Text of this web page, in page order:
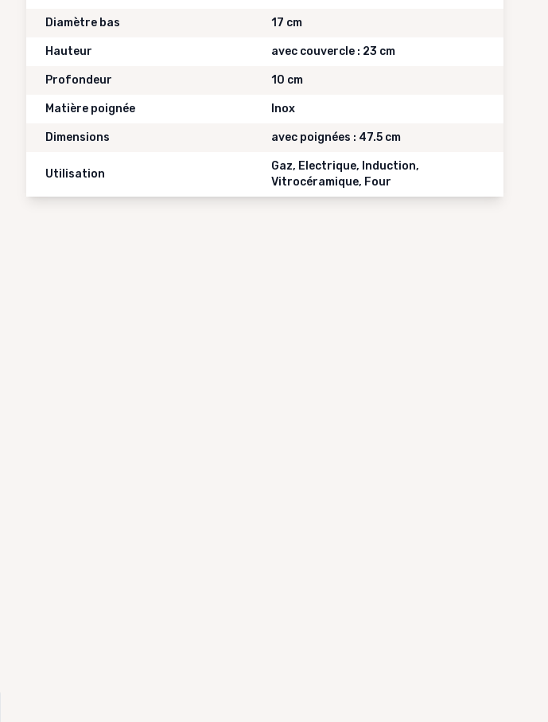
Diamètre bas 17 cm
Hauteur avec couvercle : 23 cm
Profondeur 10 cm
Matière poignée Inox
Dimensions avec poignées : 47.5 cm
Utilisation
Gaz, Electrique, Induction,
Vitrocéramique, Four